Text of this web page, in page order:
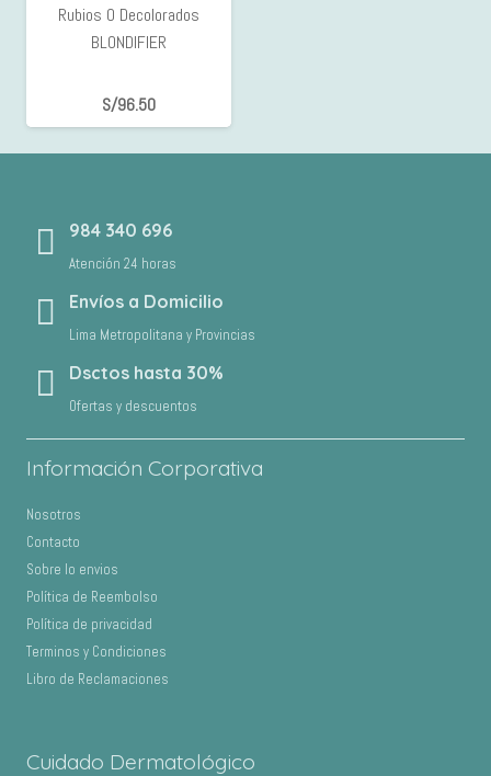
Rubios O Decolorados
BLONDIFIER
S/96.50
984 340 696
Atención 24 horas
Envíos a Domicilio
Lima Metropolitana y Provincias
Dsctos hasta 30%
Ofertas y descuentos
Información Corporativa
Nosotros
Contacto
Sobre lo envios
Política de Reembolso
Política de privacidad
Terminos y Condiciones
Libro de Reclamaciones
Cuidado Dermatológico